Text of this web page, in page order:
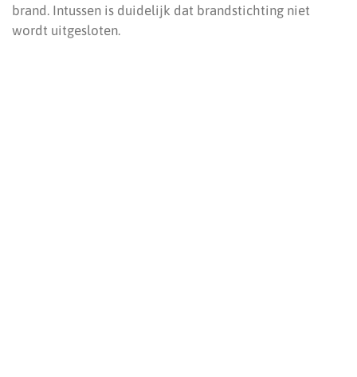
brand. Intussen is duidelijk dat brandstichting niet
wordt uitgesloten.